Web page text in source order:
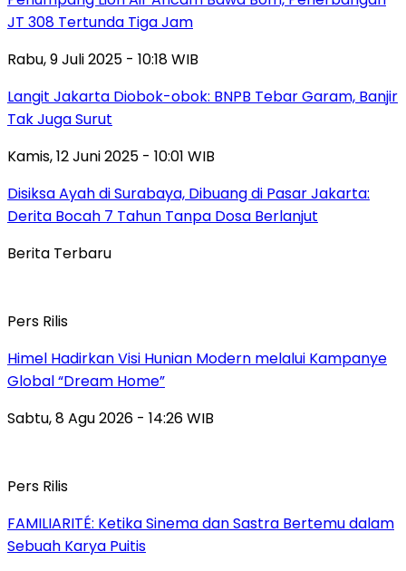
JT 308 Tertunda Tiga Jam
Rabu, 9 Juli 2025 - 10:18 WIB
Langit Jakarta Diobok-obok: BNPB Tebar Garam, Banjir
Tak Juga Surut
Kamis, 12 Juni 2025 - 10:01 WIB
Disiksa Ayah di Surabaya, Dibuang di Pasar Jakarta:
Derita Bocah 7 Tahun Tanpa Dosa Berlanjut
Berita Terbaru
Pers Rilis
Himel Hadirkan Visi Hunian Modern melalui Kampanye
Global “Dream Home”
Sabtu, 8 Agu 2026 - 14:26 WIB
Pers Rilis
FAMILIARITÉ: Ketika Sinema dan Sastra Bertemu dalam
Sebuah Karya Puitis